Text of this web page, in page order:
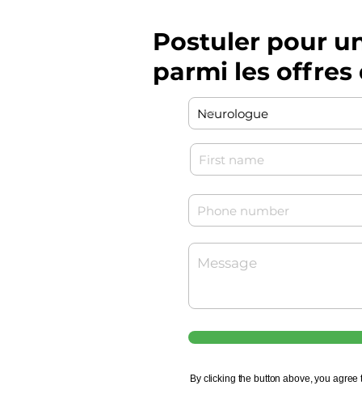
Postuler pour
parmi les
By clicking the button above, you agree